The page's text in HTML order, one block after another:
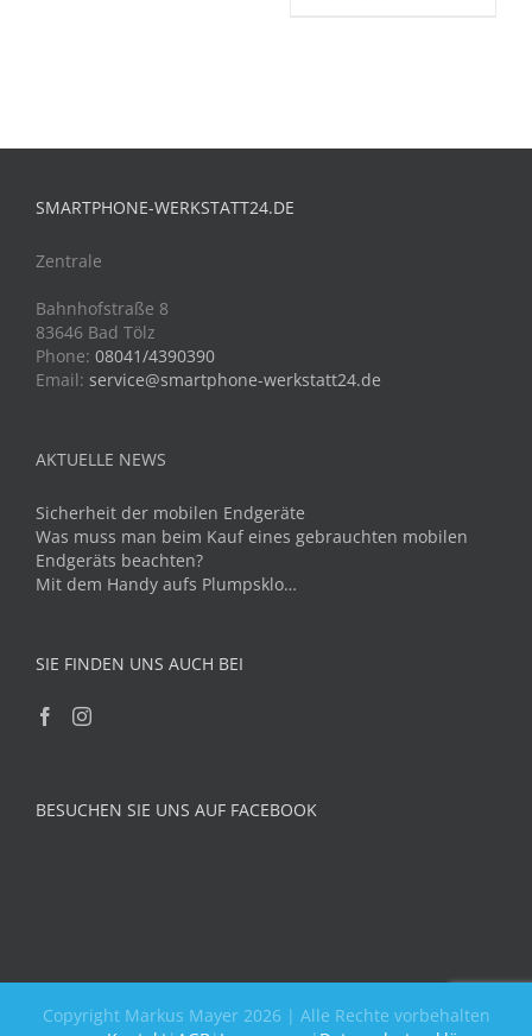
SMARTPHONE-WERKSTATT24.DE
Zentrale
Bahnhofstraße 8
83646 Bad Tölz
Phone: 08041/4390390
Email: service@smartphone-werkstatt24.de
AKTUELLE NEWS
Sicherheit der mobilen Endgeräte
Was muss man beim Kauf eines gebrauchten mobilen
Endgeräts beachten?
Mit dem Handy aufs Plumpsklo…
SIE FINDEN UNS AUCH BEI
BESUCHEN SIE UNS AUF FACEBOOK
Copyright Markus Mayer 2026 | Alle Rechte vorbehalten